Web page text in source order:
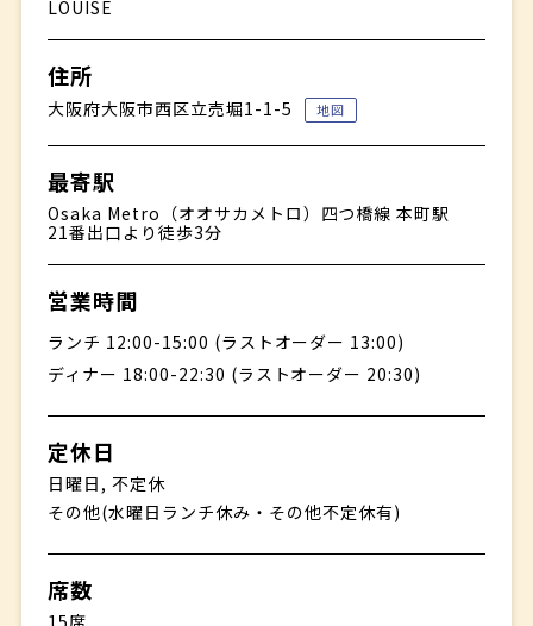
LOUISE
住所
大阪府大阪市西区立売堀1-1-5 地図
最寄駅
Osaka Metro（オオサカメトロ）四つ橋線 本町駅
21番出口より徒歩3分
営業時間
ランチ 12:00-15:00 (ラストオーダー 13:00)
ディナー 18:00-22:30 (ラストオーダー 20:30)
定休日
日曜日, 不定休
その他(水曜日ランチ休み・その他不定休有)
席数